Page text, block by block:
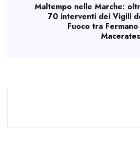
Maltempo nelle Marche:
70 interventi dei Vigili
Fuoco tra Fermano